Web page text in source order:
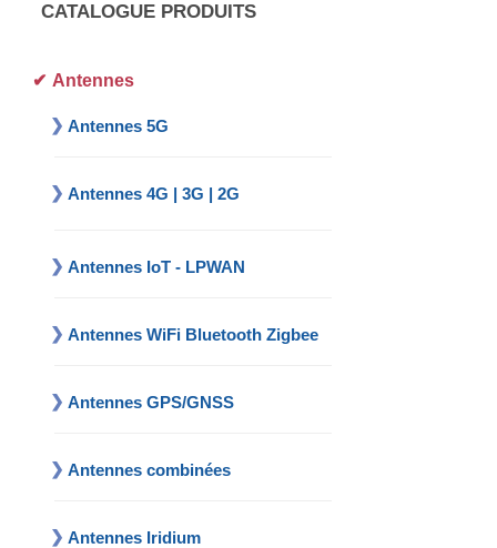
CATALOGUE PRODUITS
Antennes
Antennes 5G
Antennes 4G | 3G | 2G
Antennes IoT - LPWAN
Antennes WiFi Bluetooth Zigbee
Antennes GPS/GNSS
Antennes combinées
Antennes Iridium